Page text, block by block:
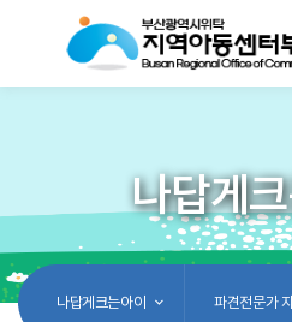
나답게
나답게크는아이 파견전문가